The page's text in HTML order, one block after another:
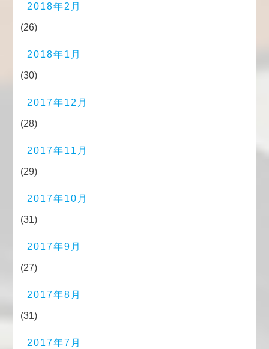
2018年2月
(26)
2018年1月
(30)
2017年12月
(28)
2017年11月
(29)
2017年10月
(31)
2017年9月
(27)
2017年8月
(31)
2017年7月